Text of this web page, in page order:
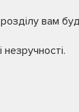
вам